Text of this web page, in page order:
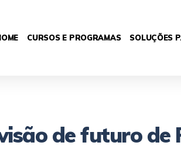
CURSOS E PROGRAMAS SOLUÇÕES
de futuro de